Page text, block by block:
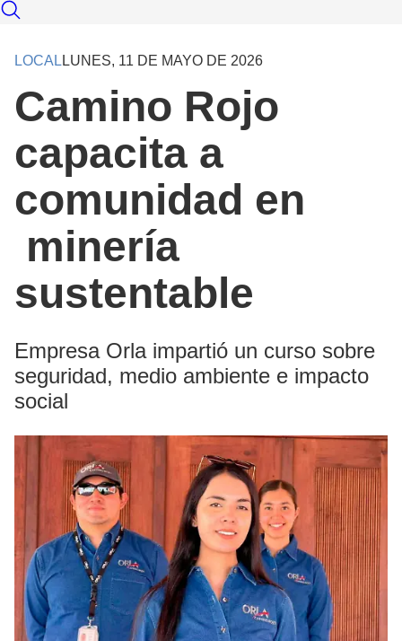
LOCAL LUNES, 11 DE MAYO DE 2026
Camino Rojo
capacita a
comunidad en
minería
sustentable
Empresa Orla impartió un curso sobre
seguridad, medio ambiente e impacto
social